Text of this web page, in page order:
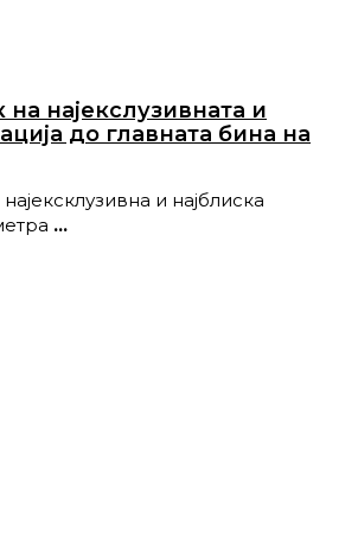
најекслузивната и
до главната бина на
и најблиска
…